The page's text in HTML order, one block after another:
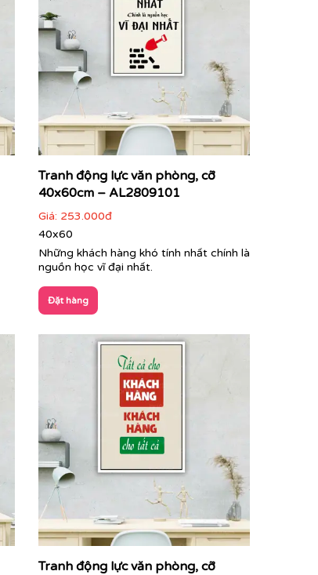
Tranh động lực văn phòng, cỡ
40x60cm – AL2809101
Giá: 253.000đ
40x60
Những khách hàng khó tính nhất chính là
nguồn học vĩ đại nhất.
Đặt hàng
Tranh động lực văn phòng, cỡ